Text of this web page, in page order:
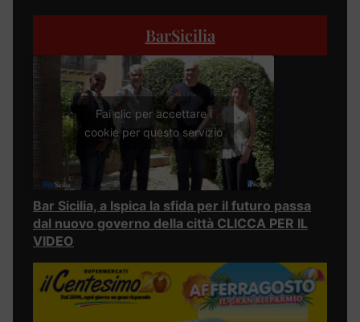
BarSicilia
Fai clic per accettare i
cookie per questo servizio
Bar Sicilia, a Ispica la sfida per il futuro passa
dal nuovo governo della città CLICCA PER IL
VIDEO